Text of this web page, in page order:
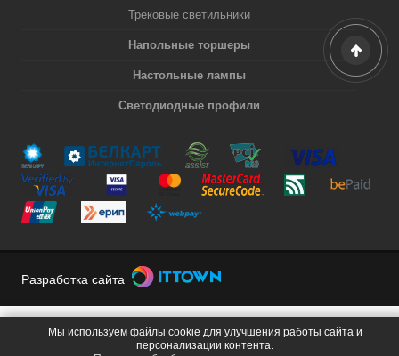
Трековые светильники
Напольные торшеры
Настольные лампы
Светодиодные профили
Разработка сайта
Мы используем файлы cookie для улучшения работы сайта и
персонализации контента.